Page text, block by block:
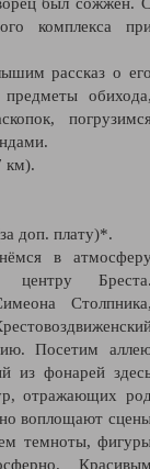
комплекса
рассказ о
км).
доп. плату)*.
в
центру
Посетим
из фонарей
отражающих
воплощают
темноты,